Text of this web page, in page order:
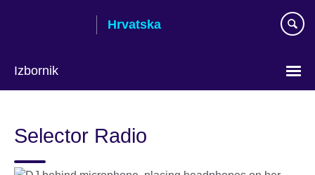
Hrvatska
Izbornik
Selector Radio